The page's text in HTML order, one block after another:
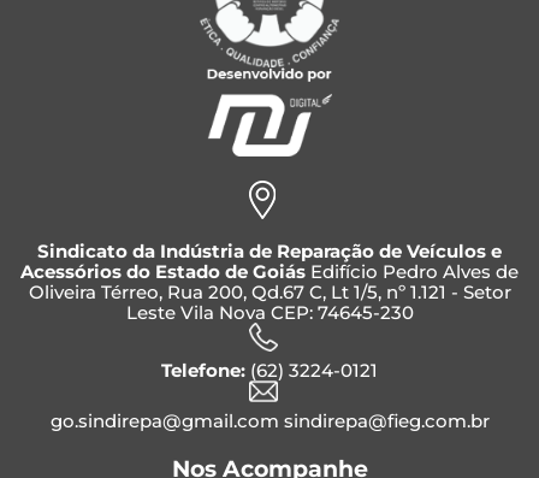
Sindicato da Indústria de Reparação de Veículos e
Acessórios do Estado de Goiás Edifício Pedro Alves de
Oliveira Térreo, Rua 200, Qd.67 C, Lt 1/5, nº 1.121 - Setor
Leste Vila Nova CEP: 74645-230
Telefone: (62) 3224-0121
go.sindirepa@gmail.com sindirepa@fieg.com.br
Nos Acompanhe